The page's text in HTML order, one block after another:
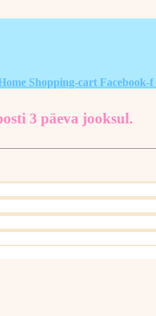
Shopping-cart Facebook-f
3 päeva jooksul.